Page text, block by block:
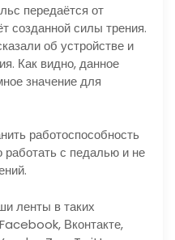
передаётся от
созданной силы трения.
об устройстве и
Как видно, данное
значение для
работоспособность
работать с педалью и не
ленты в таких
Вконтакте,